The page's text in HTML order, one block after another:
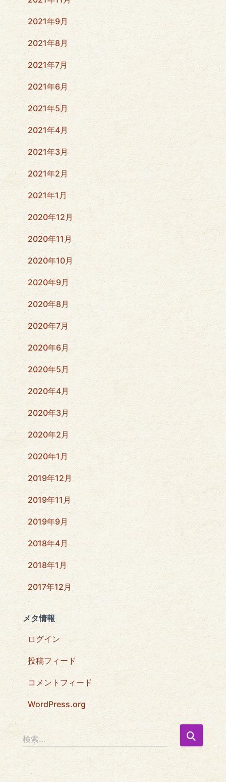
2021年9月
2021年8月
2021年7月
2021年6月
2021年5月
2021年4月
2021年3月
2021年2月
2021年1月
2020年12月
2020年11月
2020年10月
2020年9月
2020年8月
2020年7月
2020年6月
2020年5月
2020年4月
2020年3月
2020年2月
2020年1月
2019年12月
2019年11月
2019年9月
2018年4月
2018年1月
2017年12月
メタ情報
ログイン
投稿フィード
コメントフィード
WordPress.org
検
索
:
検索…